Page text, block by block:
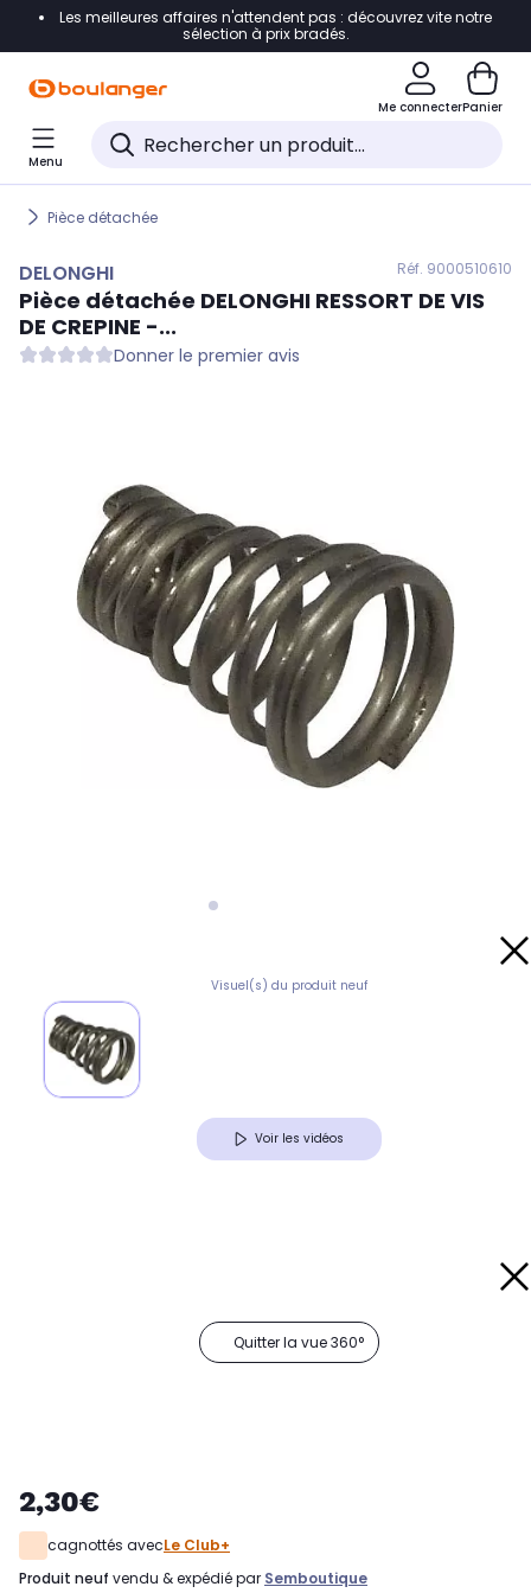
Accéder directement à la navigation
Accéder directement au pied de page
Accéder directement au chatbot
Les meilleures affaires n'attendent pas : découvrez vite notre
sélection à prix bradés.
Me connecterPanier
Menu
Pièce détachée
DELONGHI Réf. 9000510610
Pièce détachée DELONGHI RESSORT DE VIS
DE CREPINE -...
Donner le premier avis
Visuel(s) du produit neuf
Voir les vidéos
Quitter la vue 360°
2,30€
cagnottés avecLe Club+
produit neuf vendu & expédié par Semboutique